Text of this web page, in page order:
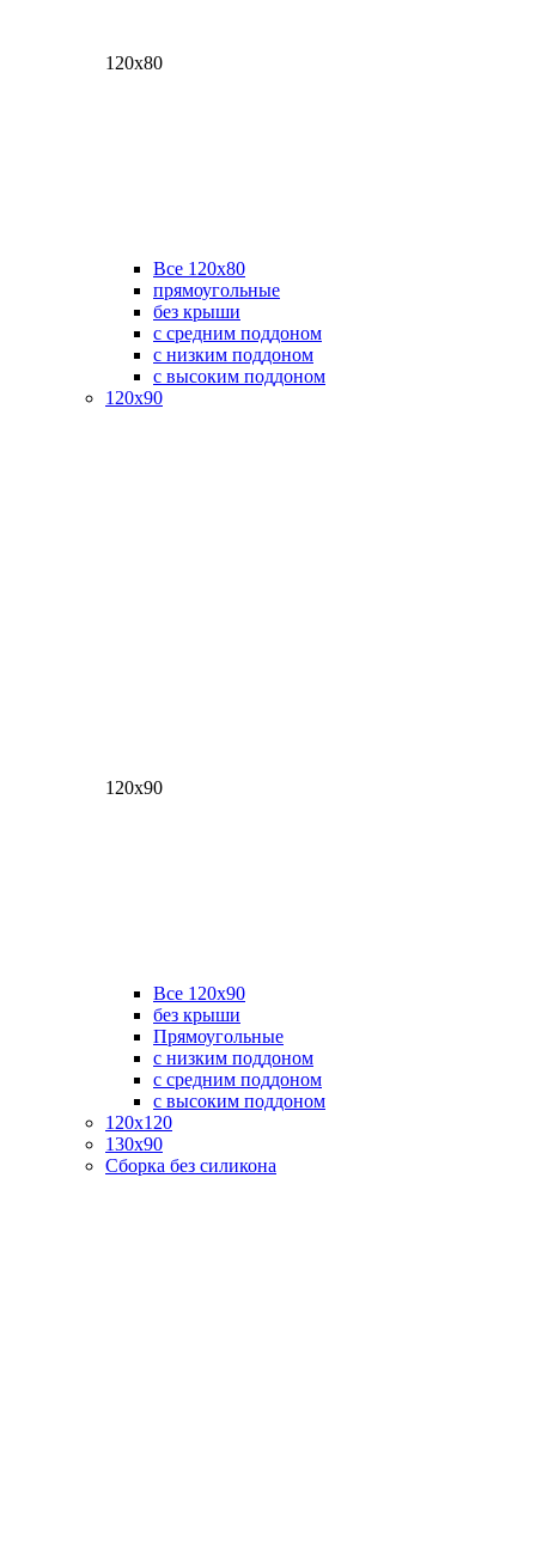
120х80
Все 120х80
прямоугольные
без крыши
с средним поддоном
с низким поддоном
с высоким поддоном
120х90
120х90
Все 120х90
без крыши
Прямоугольные
с низким поддоном
с средним поддоном
с высоким поддоном
120х120
130х90
Сборка без силикона